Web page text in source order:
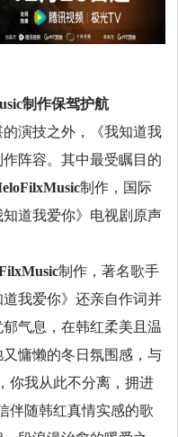
制作保驾护航
演技之外，《我知道我
阵容。其中最受瞩目的
制作，国际
道我爱你》电视剧原声
制作，著名歌手
我爱你》还亲自作词并
气息，在韩红柔美且温
慵懒的冬日氛围感，与
你我从此不分离，拥进
伴随韩红真情实感的歌